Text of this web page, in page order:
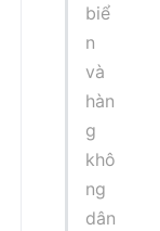
biể
n
và
hàn
g
khô
ng
dân